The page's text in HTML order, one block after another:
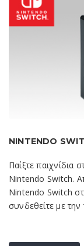
NINTENDO
Παίξτε παιχνίδια
Nintendo Switch.
Nintendo Switch
συνδεθείτε με